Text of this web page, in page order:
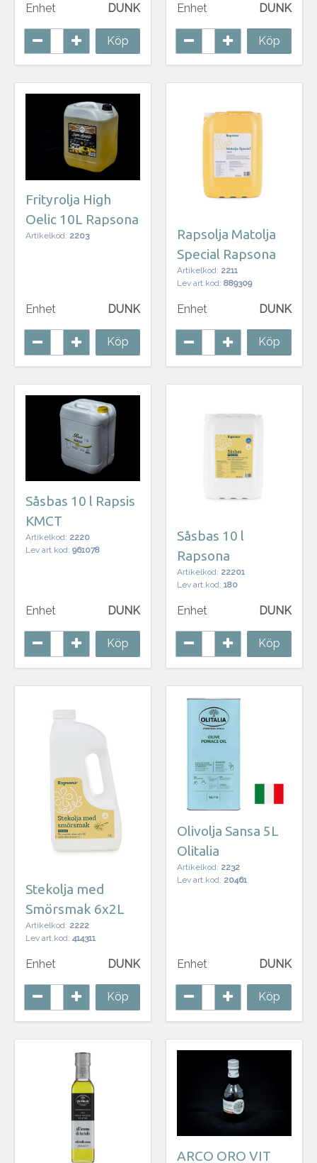
Enhet DUNK
Köp
Enhet DUNK
Köp
Frityrolja High
Oelic 10L Rapsona
Artikelkod: 2203
Enhet DUNK
Köp
Rapsolja Matolja
Special Rapsona
Artikelkod: 2211
Lev art.kod: 889309
Enhet DUNK
Köp
Såsbas 10 l Rapsis
KMCT
Artikelkod: 2220
Lev art.kod: 961078
Enhet DUNK
Köp
Såsbas 10 l
Rapsona
Artikelkod: 22201
Lev art.kod: 180
Enhet DUNK
Köp
Stekolja med
Smörsmak 6x2L
Artikelkod: 2222
Lev art.kod: 414311
Enhet DUNK
Köp
Olivolja Sansa 5L
Olitalia
Artikelkod: 2232
Lev art.kod: 20461
Enhet DUNK
Köp
ARCO ORO VIT